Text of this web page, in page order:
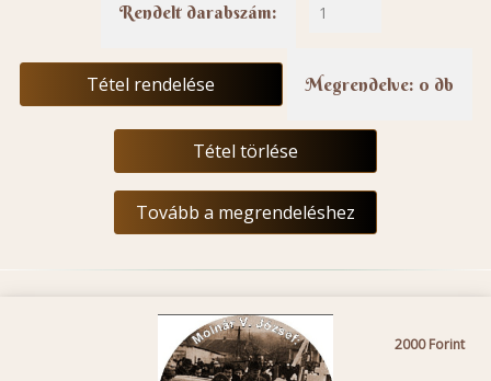
Rendelt darabszám:
Tétel rendelése Megrendelve: 0 db
Tétel törlése
Tovább a megrendeléshez
2000